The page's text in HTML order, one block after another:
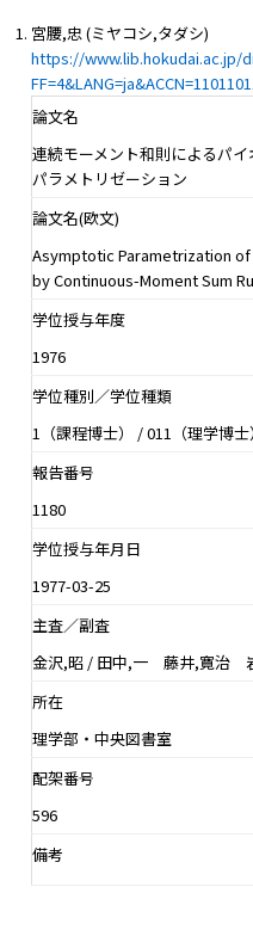
宮腰,忠 (ミヤコシ,タダシ)
https://www.lib.hokudai.ac.jp/
論文名
連続モーメント和則によるパ
パラメトリゼーション
論文名(欧文)
Asymptotic Parametrization
by Continuous-Moment Sum
学位授与年度
1976
学位種別／学位種類
1（課程博士） / 011（理学博士）
報告番号
1180
学位授与年月日
1977-03-25
主査／副査
金沢,昭 / 田中,一 藤井,寛治
所在
理学部・中央図書室
配架番号
596
備考